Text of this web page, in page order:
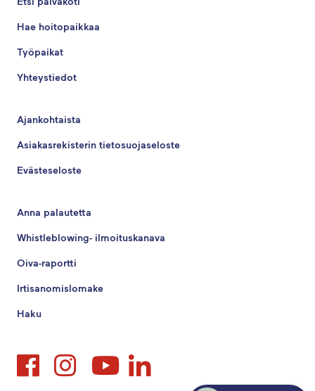
Hae hoitopaikkaa
Työpaikat
Yhteystiedot
Ajankohtaista
Asiakasrekisterin tietosuojaseloste
Evästeseloste
Anna palautetta
Whistleblowing- ilmoituskanava
Oiva-raportti
Irtisanomislomake
Haku